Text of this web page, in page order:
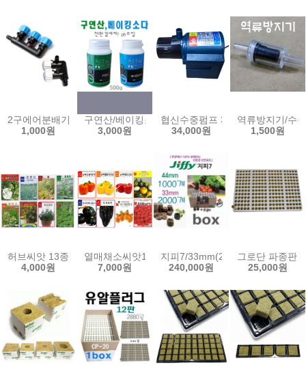
2구에어분배기/3구에어분배기/에어 호스 조절밸브 분지 분배기 기포
1,000원
구연산/베이킹소다/500g/PH조절/친환경세제/다목
3,000원
협신수중펌프 30w 40w 50w 수
34,000원
역류방지기/수
1,500원
허브씨앗 13종 스피아민트 히솝 케모마일 켓닙 마조람 라벤다 스위트
4,000원
열매채소씨앗10종/아티쵸크 파프리카씨앗 스카롤
7,000원
지피7/33mm(2000개1box)/
240,000원
그로단 파종판
25,000원